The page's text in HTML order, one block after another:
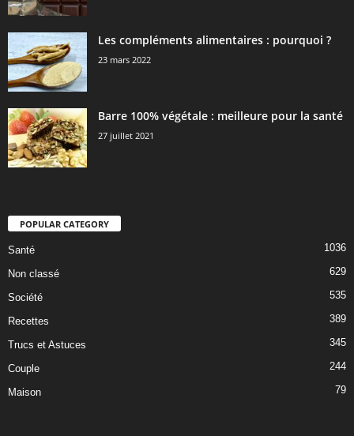
Les compléments alimentaires : pourquoi ?
23 mars 2022
Barre 100% végétale : meilleure pour la santé
27 juillet 2021
POPULAR CATEGORY
Santé 1036
Non classé 629
Société 535
Recettes 389
Trucs et Astuces 345
Couple 244
Maison 79